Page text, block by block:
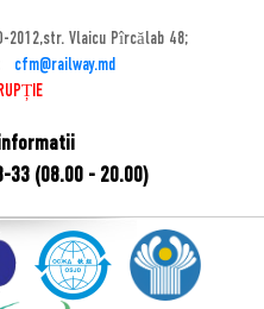
2012,str. Vlaicu Pîrcălab 48;
cfm@railway.md
(08.00 - 20.00)